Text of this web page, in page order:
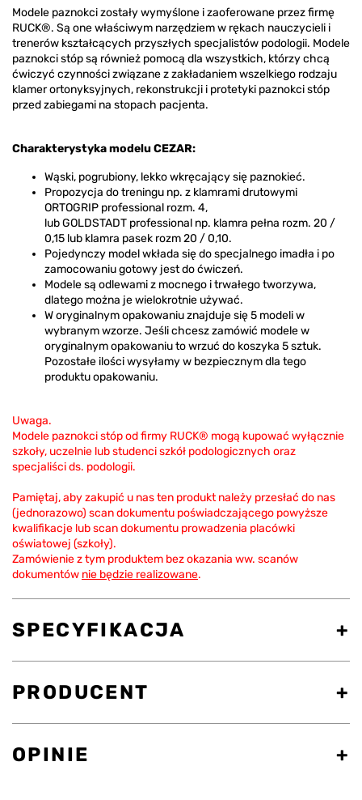
Modele paznokci zostały wymyślone i zaoferowane przez firmę
RUCK®. Są one właściwym narzędziem w rękach nauczycieli i
trenerów kształcących przyszłych specjalistów podologii. Modele
paznokci stóp są również pomocą dla wszystkich, którzy chcą
ćwiczyć czynności związane z zakładaniem wszelkiego rodzaju
klamer ortonyksyjnych, rekonstrukcji i protetyki paznokci stóp
przed zabiegami na stopach pacjenta.
Charakterystyka modelu CEZAR:
Wąski, pogrubiony, lekko wkręcający się paznokieć.
Propozycja do treningu np. z klamrami drutowymi
ORTOGRIP professional rozm. 4,
lub GOLDSTADT professional np. klamra pełna rozm. 20 /
0,15 lub klamra pasek rozm 20 / 0,10.
Pojedynczy model wkłada się do specjalnego imadła i po
zamocowaniu gotowy jest do ćwiczeń.
Modele są odlewami z mocnego i trwałego tworzywa,
dlatego można je wielokrotnie używać.
W oryginalnym opakowaniu znajduje się 5 modeli w
wybranym wzorze. Jeśli chcesz zamówić modele w
oryginalnym opakowaniu to wrzuć do koszyka 5 sztuk.
Pozostałe ilości wysyłamy w bezpiecznym dla tego
produktu opakowaniu.
Uwaga.
Modele paznokci stóp od firmy RUCK® mogą kupować wyłącznie
szkoły, uczelnie lub studenci szkół podologicznych oraz
specjaliści ds. podologii.
Pamiętaj, aby zakupić u nas ten produkt należy przesłać do nas
(jednorazowo) scan dokumentu poświadczającego powyższe
kwalifikacje lub scan dokumentu prowadzenia placówki
oświatowej (szkoły).
Zamówienie z tym produktem bez okazania ww. scanów
dokumentów nie będzie realizowane.
SPECYFIKACJA
PRODUCENT
OPINIE